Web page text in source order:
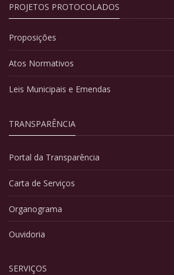
PROJETOS PROTOCOLADOS
Proposições
Atos Normativos
Leis Municipais e Emendas
TRANSPARÊNCIA
Portal da Transparência
Carta de Serviços
Organograma
Ouvidoria
SERVIÇOS